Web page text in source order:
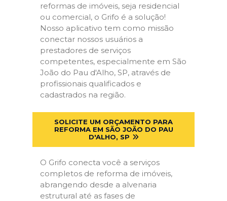
reformas de imóveis, seja residencial
ou comercial, o Grifo é a solução!
Nosso aplicativo tem como missão
conectar nossos usuários a
prestadores de serviços
competentes, especialmente em São
João do Pau d'Alho, SP, através de
profissionais qualificados e
cadastrados na região.
SOLICITE UM ORÇAMENTO PARA
REFORMA EM SÃO JOÃO DO PAU
D'ALHO, SP
O Grifo conecta você a serviços
completos de reforma de imóveis,
abrangendo desde a alvenaria
estrutural até as fases de